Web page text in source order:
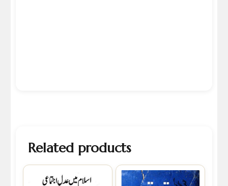
Related products